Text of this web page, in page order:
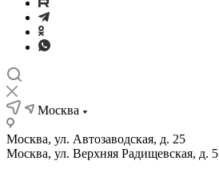
Москва
Москва, ул. Автозаводская, д. 25
Москва, ул. Верхняя Радищевская, д. 5